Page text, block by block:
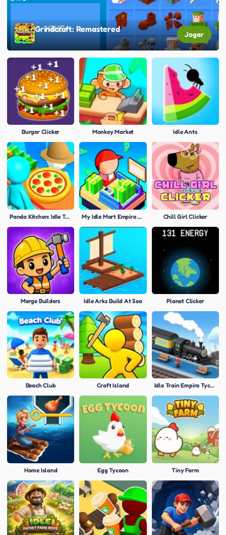
Grindcraft: Remastered
Jogar
Burger Clicker Monkey Market Idle Ants
Panda Kitchen: Idle Tycoon My Idle Mart Empire Tycoon Chill Girl Clicker
Merge Builders Idle Arks Build At Sea Planet Clicker
Beach Club Craft Island Idle Train Empire Tycoon
Home Island Egg Tycoon Tiny Farm